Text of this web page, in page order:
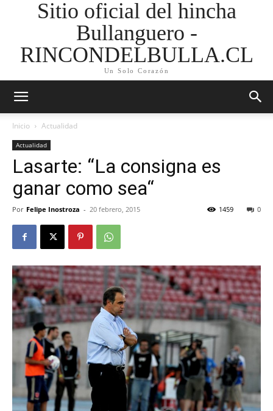
Sitio oficial del hincha
Bullanguero -
RINCONDELBULLA.CL
Un Solo Corazón
Inicio Actualidad
Actualidad
Lasarte: “La consigna es
ganar como sea“
Por Felipe Inostroza - 20 febrero, 2015 0
1459